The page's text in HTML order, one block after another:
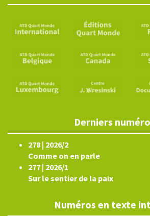
Derniers
278 | 2026/2
Comme on en parle
277 | 2026/1
Sur le sentier de la paix
Numéros en texte